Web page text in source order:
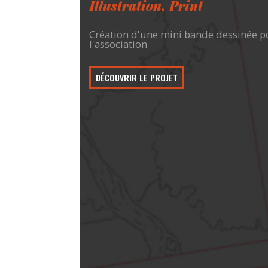
Illustration, Print
Création d'une mini bande dessinée
l'association
DÉCOUVRIR LE PROJET